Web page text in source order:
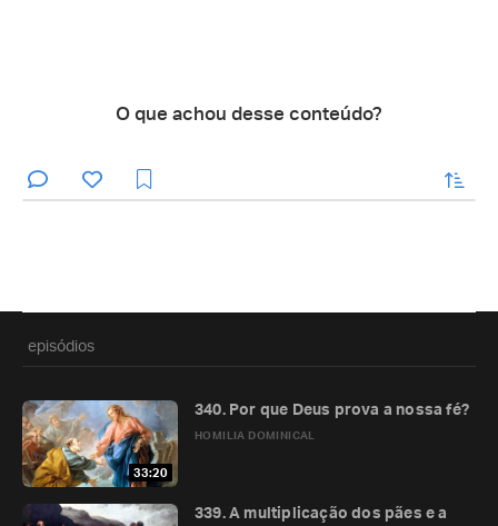
O que achou desse conteúdo?
enviar
episódios
33:20
HOMILIA DOMINICAL
340. Por que Deus prova a nossa fé?
339. A multiplicação dos pães e a